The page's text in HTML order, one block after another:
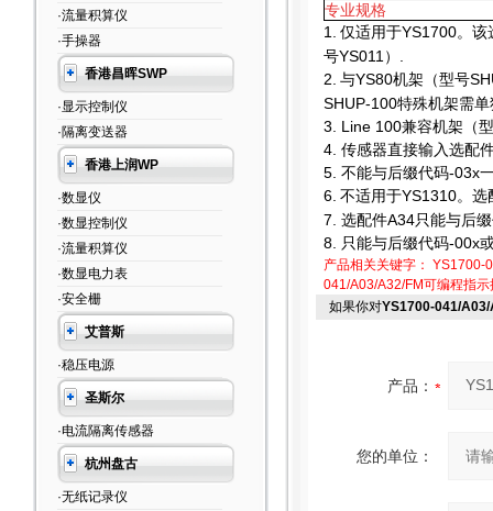
·流量积算仪
·手操器
香港昌晖SWP
·显示控制仪
·隔离变送器
香港上润WP
·数显仪
·数显控制仪
·流量积算仪
·数显电力表
·安全栅
艾普斯
·稳压电源
圣斯尔
·电流隔离传感器
杭州盘古
·无纸记录仪
专业规格
1.
仅适用于YS1700。
号YS011）.
2. 与YS80机架（型号
SHUP-100特殊机架需
3. Line 100兼容机架（
4. 传感器直接输入选配
5. 不能与后缀代码-03x
6. 不适用于YS1310。
7. 选配件A34只能与后
8.
只能与后缀代码-00x
产品相关关键字： YS1700-
041/A03/A32/FM可编程指示
如果你对YS1700-041/A03/
产品：
您的单位：